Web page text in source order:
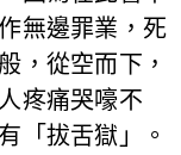
無邊罪業，死
，從空而下，
疼痛哭嚎不
「拔舌獄」。